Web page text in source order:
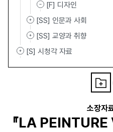
[F] 디자인
[SS] 인문과 사회
[SS] 교양과 취향
[S] 시청각 자료
소장자
『LA